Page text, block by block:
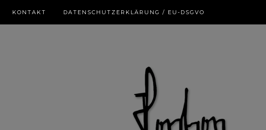
KONTAKT DATENSCHUTZERKLÄRUNG / EU-DSGVO